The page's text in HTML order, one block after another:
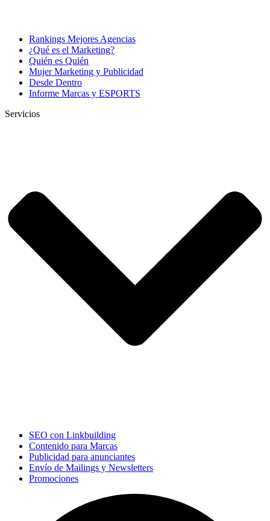
Rankings Mejores Agencias
¿Qué es el Marketing?
Quién es Quién
Mujer Marketing y Publicidad
Desde Dentro
Informe Marcas y ESPORTS
Servicios
SEO con Linkbuilding
Contenido para Marcas
Publicidad para anunciantes
Envío de Mailings y Newsletters
Promociones